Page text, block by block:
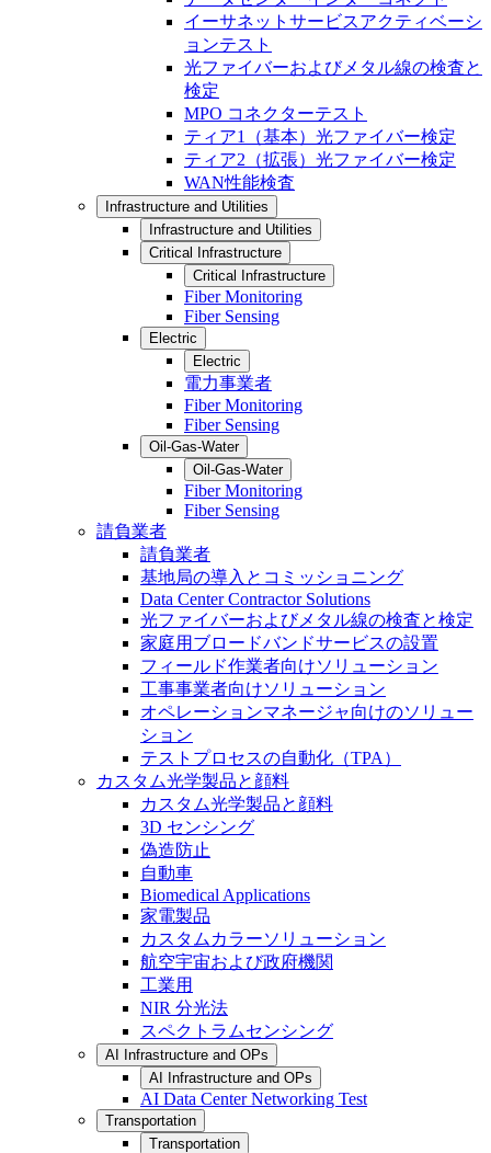
イーサネットサービスアクティベーシ
ョンテスト
光ファイバーおよびメタル線の検査と
検定
MPO コネクターテスト
ティア1（基本）光ファイバー検定
ティア2（拡張）光ファイバー検定
WAN性能検査
Infrastructure and Utilities
Infrastructure and Utilities
Critical Infrastructure
Critical Infrastructure
Fiber Monitoring
Fiber Sensing
Electric
Electric
電力事業者
Fiber Monitoring
Fiber Sensing
Oil-Gas-Water
Oil-Gas-Water
Fiber Monitoring
Fiber Sensing
請負業者
請負業者
基地局の導入とコミッショニング
Data Center Contractor Solutions
光ファイバーおよびメタル線の検査と検定
家庭用ブロードバンドサービスの設置
フィールド作業者向けソリューション
工事事業者向けソリューション
オペレーションマネージャ向けのソリュー
ション
テストプロセスの自動化（TPA）
カスタム光学製品と顔料
カスタム光学製品と顔料
3D センシング
偽造防止
自動車
Biomedical Applications
家電製品
カスタムカラーソリューション
航空宇宙および政府機関
工業用
NIR 分光法
スペクトラムセンシング
AI Infrastructure and OPs
AI Infrastructure and OPs
AI Data Center Networking Test
Transportation
Transportation